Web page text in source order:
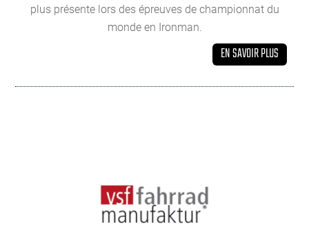
plus présente lors des épreuves de championnat du
monde en Ironman.
EN SAVOIR PLUS